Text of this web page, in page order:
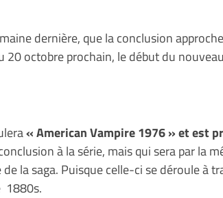
dernière, que la conclusion
20 octobre prochain, le début du
« American Vampire 1976 » et est
à la série, mais qui sera par la
la saga. Puisque celle-ci se déroule à
1880s.